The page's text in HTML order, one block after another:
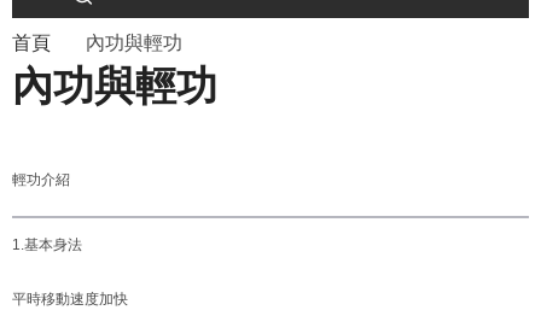
導
航
結
首頁 內功與輕功
內功與輕功
輕功介紹
1.基本身法
平時移動速度加快